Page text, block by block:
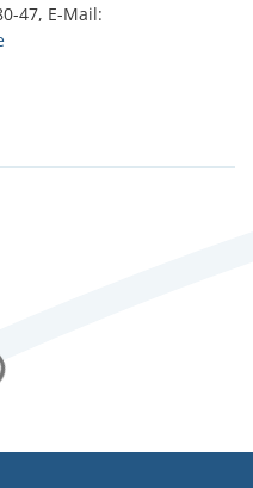
47, E-Mail: